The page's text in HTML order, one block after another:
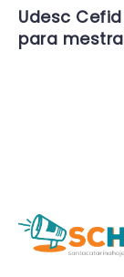
Udesc
para